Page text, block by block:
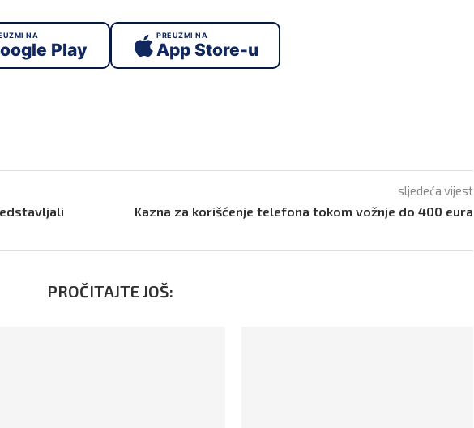
NA
Play
PREUZMI NA
App Store-u
sljedeća vijest
Kazna za korišćenje telefona tokom vožnje do 400 eura
PROČITAJTE JOŠ: